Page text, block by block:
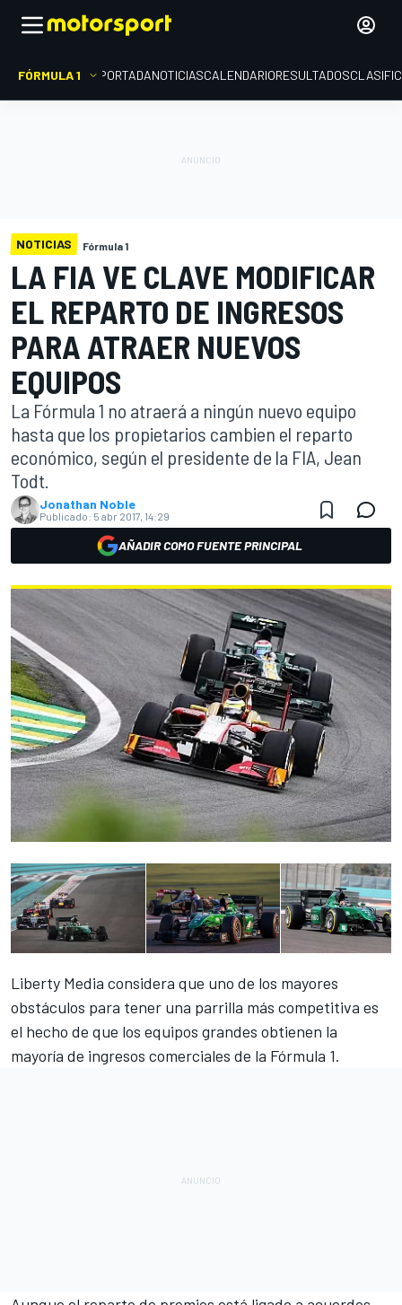
FÓRMULA 1 PORTADANOTICIASCALENDARIORESULTADOS
NOTICIAS Fórmula 1
LA FIA VE CLAVE MODIFICAR
EL REPARTO DE INGRESOS
PARA ATRAER NUEVOS
EQUIPOS
La Fórmula 1 no atraerá a ningún nuevo equipo
hasta que los propietarios cambien el reparto
económico, según el presidente de la FIA, Jean
Todt.
Jonathan Noble
Publicado: 5 abr 2017, 14:29
AÑADIR COMO FUENTE PRINCIPAL
Liberty Media considera que uno de los mayores
obstáculos para tener una parrilla más competitiva es
el hecho de que los equipos grandes obtienen la
mayoría de ingresos comerciales de la Fórmula 1.